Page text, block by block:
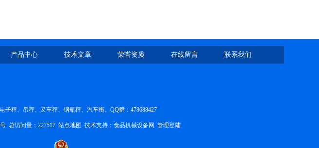
产品中心 技术文章 荣誉资质 在线留言 联系我们
秤、吊秤、叉车秤、钢瓶秤、汽车衡。QQ群：478688427
总访问量：227517 站点地图 技术支持： 食品机械设备网 管理登陆